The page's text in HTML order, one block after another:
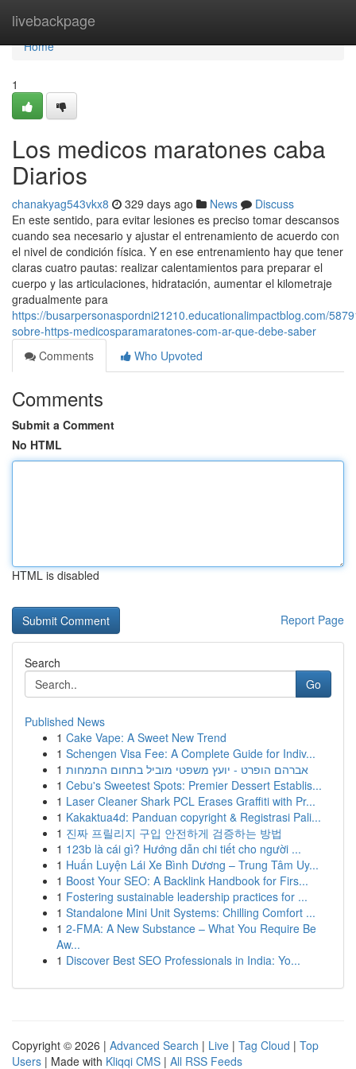
livebackpage
Home
Home
1
Los medicos maratones caba
Diarios
chanakyag543vkx8 329 days ago News
Discuss
En este sentido, para evitar lesiones es preciso tomar descansos
cuando sea necesario y ajustar el entrenamiento de acuerdo con
el nivel de condición física. Y en ese entrenamiento hay que tener
claras cuatro pautas: realizar calentamientos para preparar el
cuerpo y las articulaciones, hidratación, aumentar el kilometraje
gradualmente para
https://busarpersonaspordni21210.educationalimpactblog.com/
sobre-https-medicosparamaratones-com-ar-que-debe-saber
Comments
Who Upvoted
Comments
Submit a Comment
No HTML
HTML is disabled
Report Page
Search
Go
Published News
1 Cake Vape: A Sweet New Trend
1 Schengen Visa Fee: A Complete Guide for Indiv...
1 אברהם הופרט - יועץ משפטי מוביל בתחום התמחות
1 Cebu's Sweetest Spots: Premier Dessert Establis...
1 Laser Cleaner Shark PCL Erases Graffiti with Pr...
1 Kakaktua4d: Panduan copyright & Registrasi Pali...
1 진짜 프릴리지 구입 안전하게 검증하는 방법
1 123b là cái gì? Hướng dẫn chi tiết cho người ...
1 Huấn Luyện Lái Xe Bình Dương – Trung Tâm Uy...
1 Boost Your SEO: A Backlink Handbook for Firs...
1 Fostering sustainable leadership practices for ...
1 Standalone Mini Unit Systems: Chilling Comfort ...
1 2-FMA: A New Substance – What You Require Be
Aw...
1 Discover Best SEO Professionals in India: Yo...
Copyright © 2026 | Advanced Search | Live | Tag Cloud | Top
Users | Made with Kliqqi CMS | All RSS Feeds